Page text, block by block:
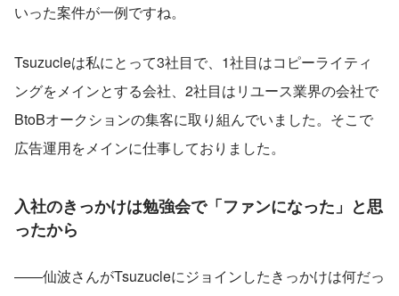
いった案件が一例ですね。
Tsuzucleは私にとって3社目で、1社目はコピーライティ
ングをメインとする会社、2社目はリユース業界の会社で
BtoBオークションの集客に取り組んでいました。そこで
広告運用をメインに仕事しておりました。
入社のきっかけは勉強会で「ファンになった」と思
ったから
――仙波さんがTsuzucleにジョインしたきっかけは何だっ